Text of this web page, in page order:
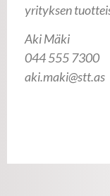
yrityksen
Aki Mäki
044 555 7300
aki.maki@stt.as